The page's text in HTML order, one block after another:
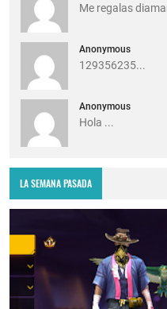
Me regalas
Anonymous
129356235...
Anonymous
Hola ...
LA SEMANA PASADA